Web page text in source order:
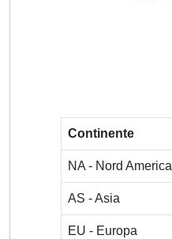
Continente
NA - Nord America
AS - Asia
EU - Europa